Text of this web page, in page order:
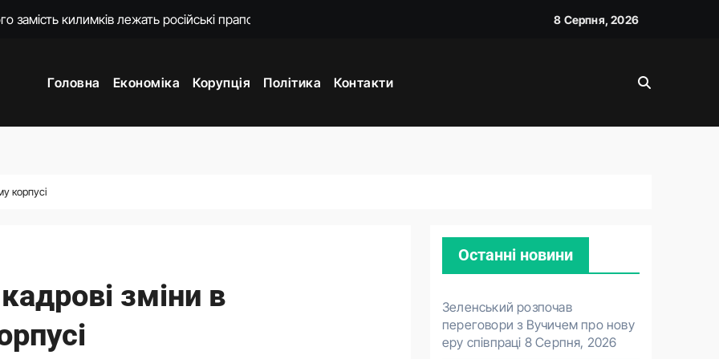
моральний прокурор із незавершеною власною справою
мобілізації без масового розшуку
8 Серпня, 2026
Головна Економіка Корупція Політика Контакти
корпусі
зміни в
Останні новини
Зеленський розпочав
переговори з Вучичем про нову
еру співпраці 8 Серпня, 2026